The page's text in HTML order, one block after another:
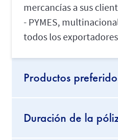
mercancías a sus
- PYMES,
todos los
Productos
Duración de la